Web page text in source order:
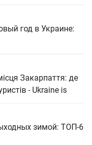
год в Украине:
Закарпаття: де
- Ukraine is
зимой: ТОП-6